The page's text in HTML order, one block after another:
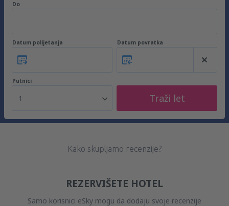
Do
Datum polijetanja Datum povratka
Putnici
1 Traži let
Kako skupljamo recenzije?
REZERVIŠETE HOTEL
Samo korisnici eSky mogu da dodaju svoje recenzije